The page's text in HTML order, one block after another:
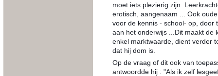
moet iets plezierig zijn.
erotisch, aangenaam ... Ook
voor de kennis - school- op, door
aan het onderwijs ...Dit maakt de
enkel marktwaarde, dient verder
dat hij dom is.
Op de vraag of dit ook van
antwoordde hij : "Als ik zelf